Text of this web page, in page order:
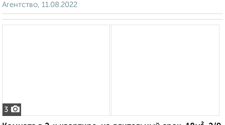
Агентство, 11.08.2022
3